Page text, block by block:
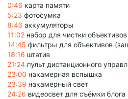
0:46 карта памяти
5:23 фотосумка
8:46 аккумуляторы
11:02 набор для чистки объективов
14:45 фильтры для объективов
18:16 штатив
21:24 пульт дистанционного
23:00 накамерная вспышка
23:39 накамерный свет
24:26 видеосвет для съёмки блога